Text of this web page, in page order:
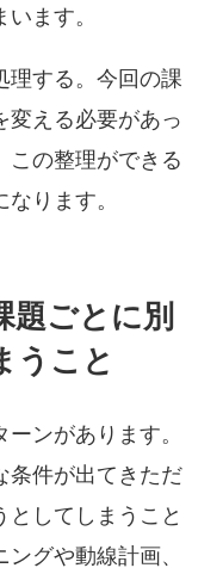
ます。
理する。今回の課
変える必要があっ
この整理ができる
ります。
題ごとに別
うこと
ンがあります。
条件が出てきただ
としてしまうこと
グや動線計画、